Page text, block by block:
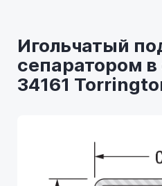
Игольчатый
сепаратором
34161